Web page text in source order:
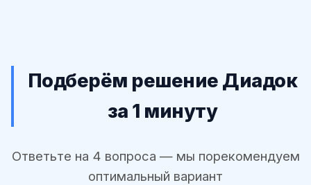
Подберём решение Диадок
за 1 минуту
Ответьте на 4 вопроса — мы порекомендуем
оптимальный вариант